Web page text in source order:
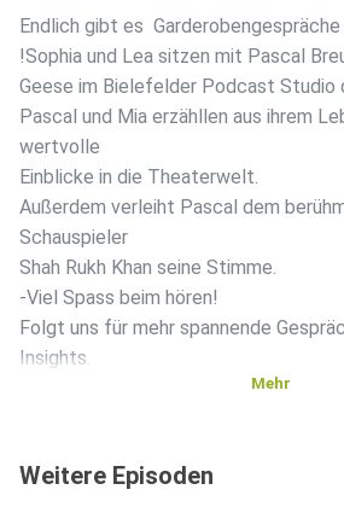
Endlich gibt es Garderobengespräche
!Sophia und Lea sitzen mit Pascal
Geese im Bielefelder Podcast Studio
Pascal und Mia erzähllen aus ihrem
wertvolle
Einblicke in die Theaterwelt.
Außerdem verleiht Pascal dem
Schauspieler
Shah Rukh Khan seine Stimme.
-Viel Spass beim hören!
Folgt uns für mehr spannende
Insights.
Mehr
Weitere Episoden